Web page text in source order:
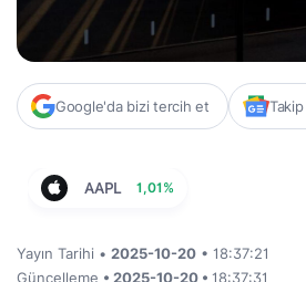
Google'da bizi tercih et
AAPL 1,01%
Yayın Tarihi • 2025-10-20 • 18:37:21
Güncelleme • 2025-10-20 • 18:37:31